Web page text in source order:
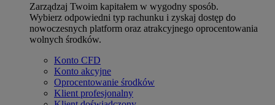
Zarządzaj Twoim kapitałem w wygodny sposób.
Wybierz odpowiedni typ rachunku i zyskaj dostęp do
nowoczesnych platform oraz atrakcyjnego oprocentowania
wolnych środków.
Konto CFD
Konto akcyjne
Oprocentowanie środków
Klient profesjonalny